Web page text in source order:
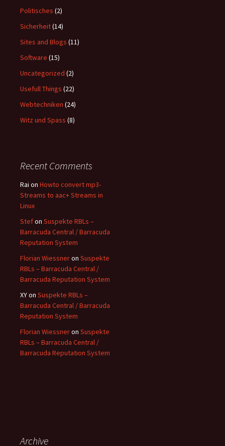
Politisches (2)
Sicherheit(14)
Sites and Blogs (11)
Software (15)
Uncategorized (2)
Usefull Things (22)
Webtechniken (24)
Witz und Spass (8)
Recent Comments
Rai on Howto convert mp3-
Streams to aac+ Streams in
Linux
Stefon Suspekte RBLs –
Barracuda Central / Barracuda
Reputation System
Florian Wiessneron Suspekte
RBLs – Barracuda Central /
Barracuda Reputation System
XYon Suspekte RBLs –
Barracuda Central / Barracuda
Reputation System
Florian Wiessneron Suspekte
RBLs – Barracuda Central /
Barracuda Reputation System
Archive